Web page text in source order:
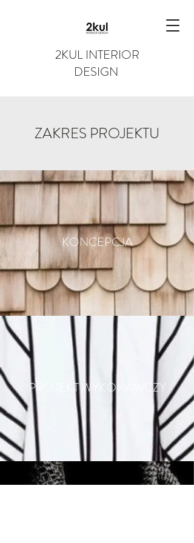
2KUL INTERIOR
DESIGN
ZAKRES PROJEKTU
KONCEPCJA
PROJEKT WYKONAWCZY